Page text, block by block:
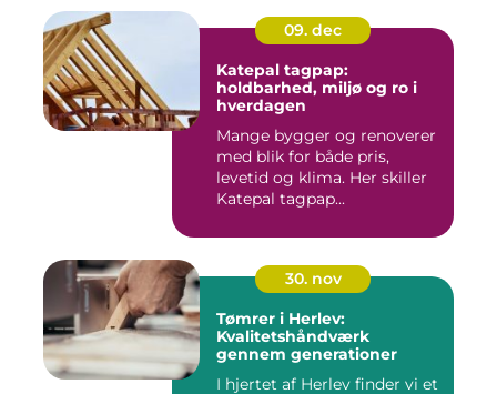
09. dec
Katepal tagpap:
holdbarhed, miljø og ro i
hverdagen
Mange bygger og renoverer
med blik for både pris,
levetid og klima. Her skiller
Katepal tagpap...
30. nov
Tømrer i Herlev:
Kvalitetshåndværk
gennem generationer
I hjertet af Herlev finder vi et